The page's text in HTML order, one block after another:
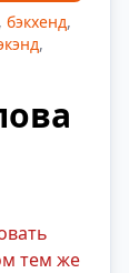
, бэкхенд,
,
тем же